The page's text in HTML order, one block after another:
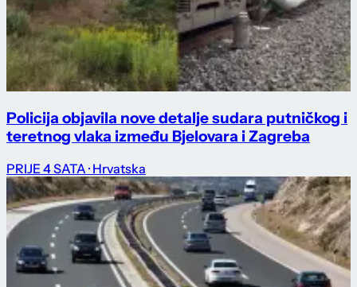
Policija objavila nove detalje sudara putničkog i
teretnog vlaka između Bjelovara i Zagreba
PRIJE 4 SATA · Hrvatska